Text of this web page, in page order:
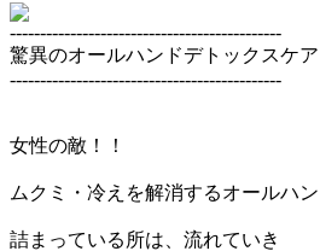
---------------------------------------------
驚異のオールハンドデトックスケア
---------------------------------------------
女性の敵！！
ムクミ・冷えを解消するオールハ
詰まっている所は、流れていき